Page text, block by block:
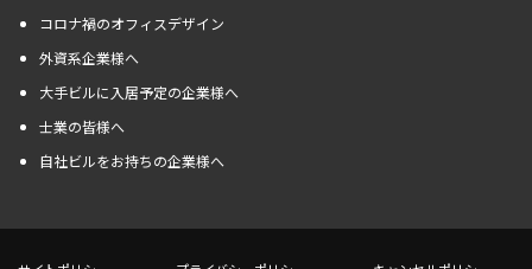
コロナ禍のオフィスデザイン
外資系企業様へ
大手ビルに入居予定の企業様へ
士業の皆様へ
自社ビルをお持ちの企業様へ